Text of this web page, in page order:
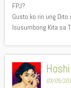
FPJ?
Gusto ko rin ung
Isusumbong Kita sa
Hoshi
03/05/